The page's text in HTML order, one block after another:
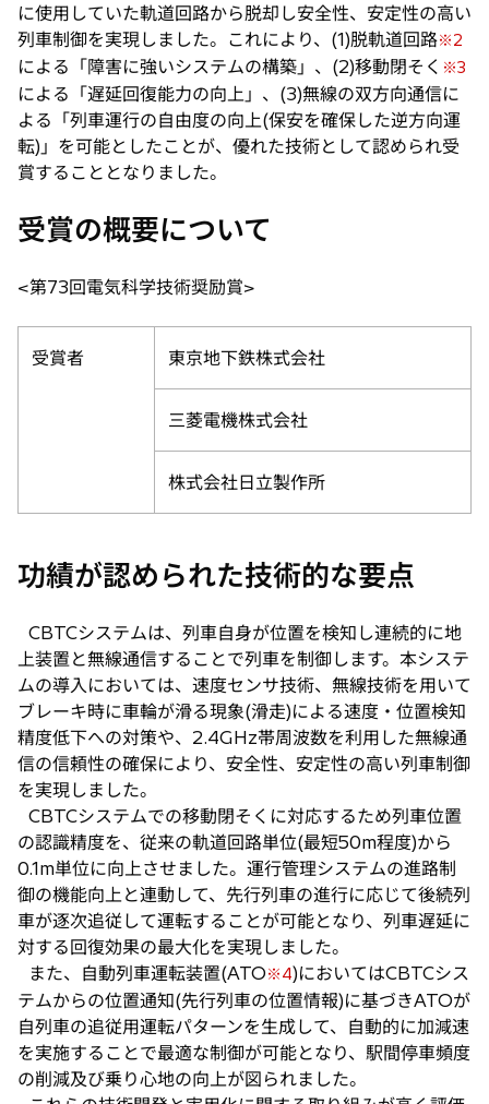
に使用していた軌道回路から脱却し安全性、安定性の高い
列車制御を実現しました。これにより、(1)脱軌道回路※2
による「障害に強いシステムの構築」、(2)移動閉そく ※3
による「遅延回復能力の向上」、(3)無線の双方向通信に
よる「列車運行の自由度の向上(保安を確保した逆方向運
転)」を可能としたことが、優れた技術として認められ受
賞することとなりました。
受賞の概要について
<第73回電気科学技術奨励賞>
受賞者 東京地下鉄株式会社
三菱電機株式会社
株式会社日立製作所
功績が認められた技術的な要点
CBTCシステムは、列車自身が位置を検知し連続的に地
上装置と無線通信することで列車を制御します。本システ
ムの導入においては、速度センサ技術、無線技術を用いて
ブレーキ時に車輪が滑る現象(滑走)による速度・位置検知
精度低下への対策や、2.4GHz帯周波数を利用した無線通
信の信頼性の確保により、安全性、安定性の高い列車制御
を実現しました。
CBTCシステムでの移動閉そくに対応するため列車位置
の認識精度を、従来の軌道回路単位(最短50m程度)から
0.1m単位に向上させました。運行管理システムの進路制
御の機能向上と連動して、先行列車の進行に応じて後続列
車が逐次追従して運転することが可能となり、列車遅延に
対する回復効果の最大化を実現しました。
また、自動列車運転装置(ATO※4)においてはCBTCシス
テムからの位置通知(先行列車の位置情報)に基づきATOが
自列車の追従用運転パターンを生成して、自動的に加減速
を実施することで最適な制御が可能となり、駅間停車頻度
の削減及び乗り心地の向上が図られました。